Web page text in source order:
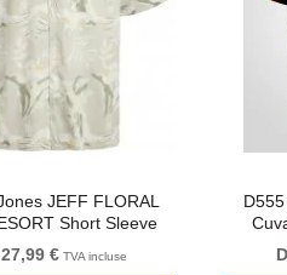
JEFF FLORAL
Short Sleeve
Light Grey
€TVA incluse